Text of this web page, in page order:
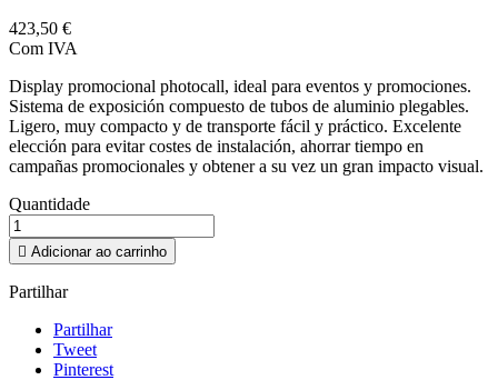
423,50 €
Com IVA
Display promocional photocall, ideal para eventos y promociones.
Sistema de exposición compuesto de tubos de aluminio plegables.
Ligero, muy compacto y de transporte fácil y práctico. Excelente
elección para evitar costes de instalación, ahorrar tiempo en
campañas promocionales y obtener a su vez un gran impacto visual.
Quantidade
 Adicionar ao carrinho
Partilhar
Partilhar
Tweet
Pinterest